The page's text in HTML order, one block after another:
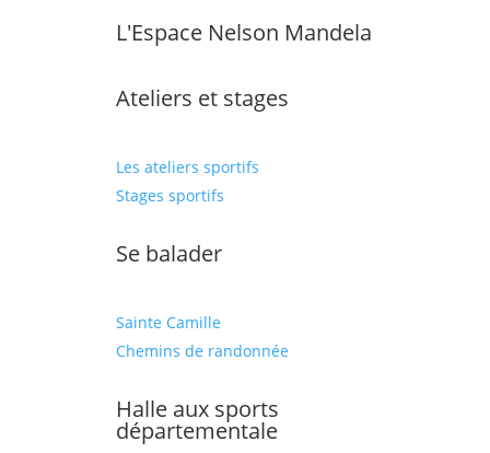
L'Espace Nelson Mandela
Ateliers et stages
Les ateliers sportifs
Stages sportifs
Se balader
Sainte Camille
Chemins de randonnée
Halle aux sports
départementale